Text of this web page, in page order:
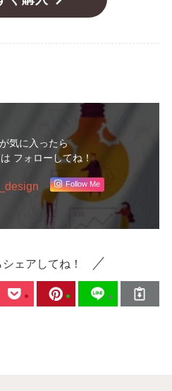
気に入ったら
フォローしてね！
Follow Me
ェアしてね！